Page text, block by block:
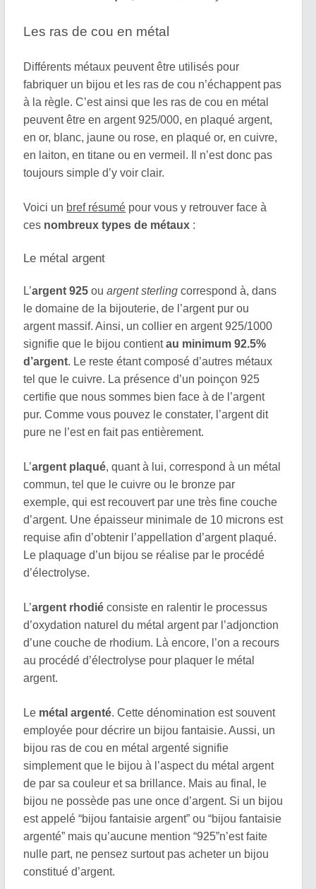
Les ras de cou en métal
Différents métaux peuvent être utilisés pour
fabriquer un bijou et les ras de cou n’échappent pas
à la règle. C’est ainsi que les ras de cou en métal
peuvent être en argent 925/000, en plaqué argent,
en or, blanc, jaune ou rose, en plaqué or, en cuivre,
en laiton, en titane ou en vermeil. Il n’est donc pas
toujours simple d’y voir clair.
Voici un bref résumé pour vous y retrouver face à
ces nombreux types de métaux :
Le métal argent
L’argent 925 ouargent sterling correspond à, dans
le domaine de la bijouterie, de l’argent pur ou
argent massif. Ainsi, un collier en argent 925/1000
signifie que le bijou contientau minimum 92.5%
d’argent. Le reste étant composé d’autres métaux
tel que le cuivre. La présence d’un poinçon 925
certifie que nous sommes bien face à de l’argent
pur. Comme vous pouvez le constater, l’argent dit
pure ne l’est en fait pas entièrement.
L’argent plaqué, quant à lui, correspond à un métal
commun, tel que le cuivre ou le bronze par
exemple, qui est recouvert par une très fine couche
d’argent. Une épaisseur minimale de 10 microns est
requise afin d’obtenir l’appellation d’argent plaqué.
Le plaquage d’un bijou se réalise par le procédé
d’électrolyse.
L’argent rhodié consiste en ralentir le processus
d’oxydation naturel du métal argent par l’adjonction
d’une couche de rhodium. Là encore, l’on a recours
au procédé d’électrolyse pour plaquer le métal
argent.
Le métal argenté. Cette dénomination est souvent
employée pour décrire un bijou fantaisie. Aussi, un
bijou ras de cou en métal argenté signifie
simplement que le bijou à l’aspect du métal argent
de par sa couleur et sa brillance. Mais au final, le
bijou ne possède pas une once d’argent. Si un bijou
est appelé “bijou fantaisie argent” ou “bijou fantaisie
argenté” mais qu’aucune mention “925”n’est faite
nulle part, ne pensez surtout pas acheter un bijou
constitué d’argent.